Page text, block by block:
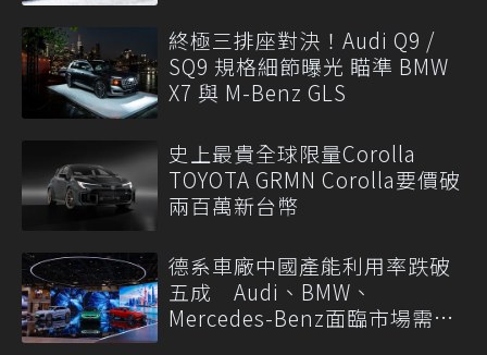
終極三排座對決！Audi Q9 /
SQ9 規格細節曝光 瞄準 BMW
X7 與 M-Benz GLS
史上最貴全球限量Corolla
TOYOTA GRMN Corolla要價破
兩百萬新台幣
德系車廠中國產能利用率跌破
五成 Audi、BMW、
Mercedes-Benz面臨市場需求